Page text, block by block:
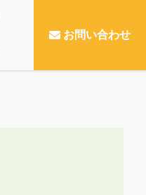
お問い合わせ